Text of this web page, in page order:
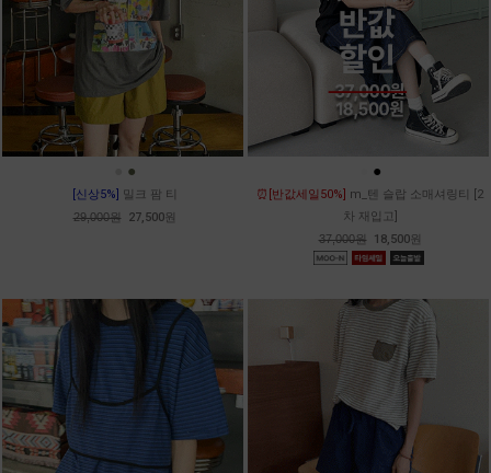
●
[신상5%] 밀크 팜 티
29,000원 27,500원
●
⏰[반값세일50%] m_텐 슬랍 소매셔링티 [2
차 재입고]
37,000원 18,500원